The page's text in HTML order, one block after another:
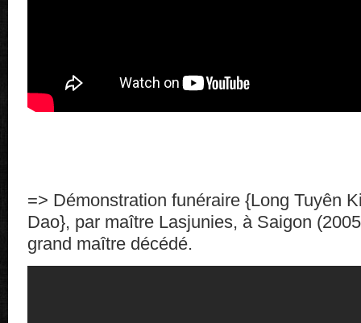
=> Démonstration funéraire {Long Tuyên
Dao}, par maître Lasjunies, à Saigon
grand maître décédé.